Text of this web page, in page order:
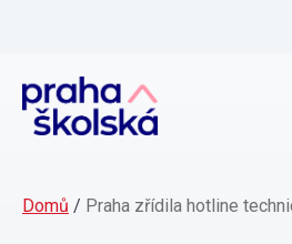
Domů / Praha zřídila hotline